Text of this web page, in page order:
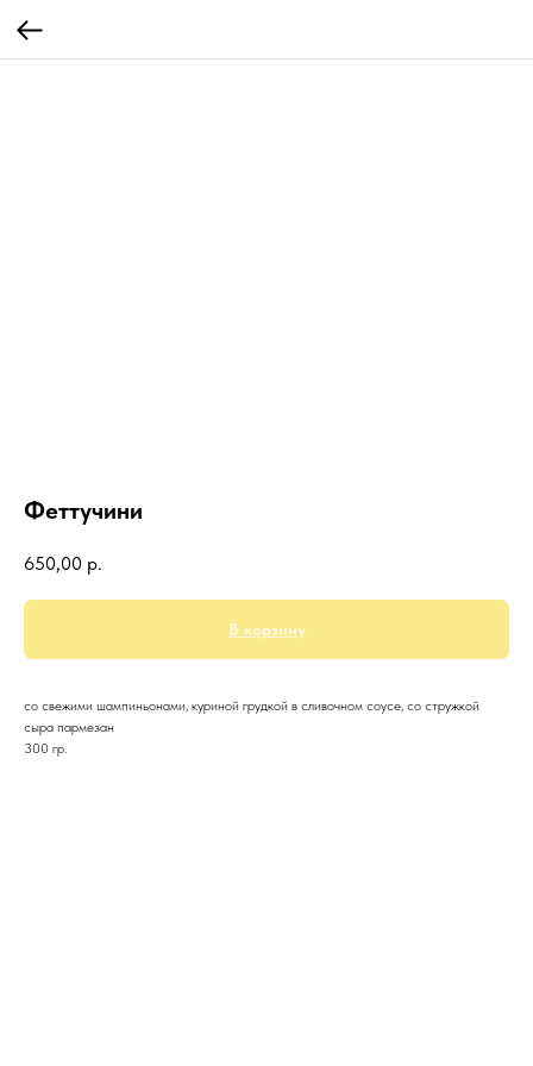
Феттучини
650,00 р.
В корзину
со свежими шампиньонами, куриной грудкой в сливочном соусе, со стружкой
сыра пармезан
300 гр.